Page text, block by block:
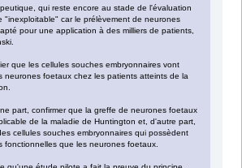
qui reste encore au stade de l'évaluation
"inexploitable" car le prélèvement de neurones
pour une application à des milliers de patients,
que les cellules souches embryonnaires vont
neurones foetaux chez les patients atteints de la
part, confirmer que la greffe de neurones foetaux
de la maladie de Huntington et, d'autre part,
cellules souches embryonnaires qui possèdent
fonctionnelles que les neurones foetaux.